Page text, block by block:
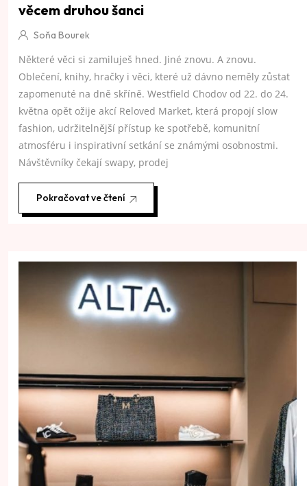
věcem druhou šanci
Soňa Bourek
Některé věci si zamiluješ hned. Jiné znovu. A znovu.
Oblečení, knihy, hračky i věci, které už dávno neměly zůstat
zapomenuté na dně skříně. Westfield Chodov od 22. do 24.
května opět ožije akcí Reloved Market, která propojí slow
fashion, udržitelnější přístup ke spotřebě, komunitní
atmosféru i inspirativní setkání se známými osobnostmi.
Návštěvníky čekají swapy, prodej
Pokračovat ve čtení